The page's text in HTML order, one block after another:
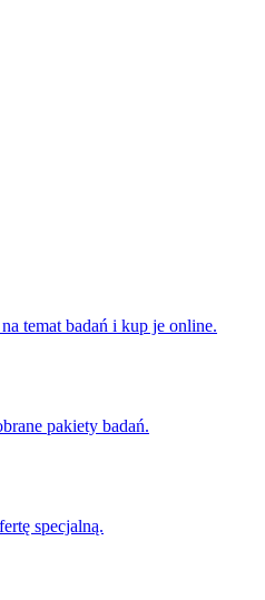
temat badań i kup je online.
pakiety badań.
specjalną.